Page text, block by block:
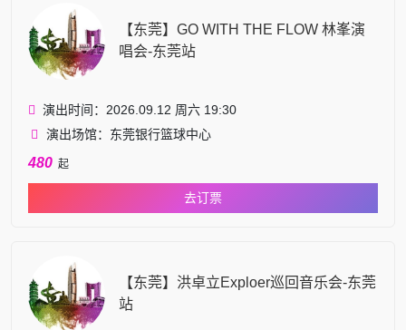
【东莞】GO WITH THE FLOW 林峯演
唱会-东莞站
演出时间：2026.09.12 周六 19:30
演出场馆：东莞银行篮球中心
480 起
去订票
【东莞】洪卓立Exploer巡回音乐会-东莞
站